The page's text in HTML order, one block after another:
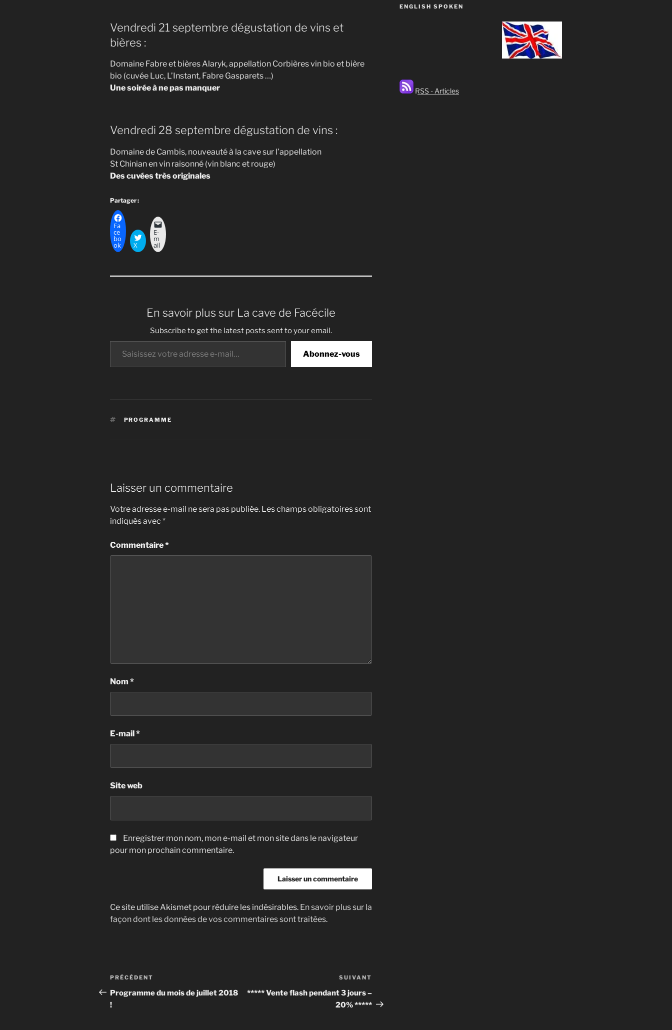
Vendredi 21 septembre dégustation de vins et
bières :
Domaine Fabre et bières Alaryk, appellation Corbières vin bio et bière
bio (cuvée Luc, L’Instant, Fabre Gasparets …)
Une soirée à ne pas manquer
Vendredi 28 septembre dégustation de vins :
Domaine de Cambis, nouveauté à la cave sur l’appellation
St Chinian en vin raisonné (vin blanc et rouge)
Des cuvées très originales
Partager :
Fa
ce
bo
ok X
E-
m
ail
En savoir plus sur La cave de Facécile
Subscribe to get the latest posts sent to your email.
Saisissez votre adresse e-mail…
Abonnez-vous
ÉTIQUETTES
PROGRAMME
Laisser un commentaire
Votre adresse e-mail ne sera pas publiée. Les champs obligatoires sont
indiqués avec *
Commentaire*
Nom *
E-mail*
Site web
Enregistrer mon nom, mon e-mail et mon site dans le navigateur
pour mon prochain commentaire.
Ce site utilise Akismet pour réduire les indésirables. En savoir plus sur la
façon dont les données de vos commentaires sont traitées.
Navigation
de
l’article
Article
précédent
PRÉCÉDENT
Programme du mois de juillet 2018
!
SUIVANT
***** Vente flash pendant 3 jours –
20% *****
ENGLISH SPOKEN
RSS - Articles